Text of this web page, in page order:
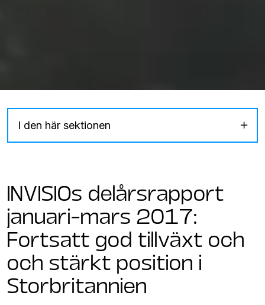
I den här sektionen
INVISIOs delårsrapport
januari–mars 2017:
Fortsatt god tillväxt och
och stärkt position i
Storbritannien